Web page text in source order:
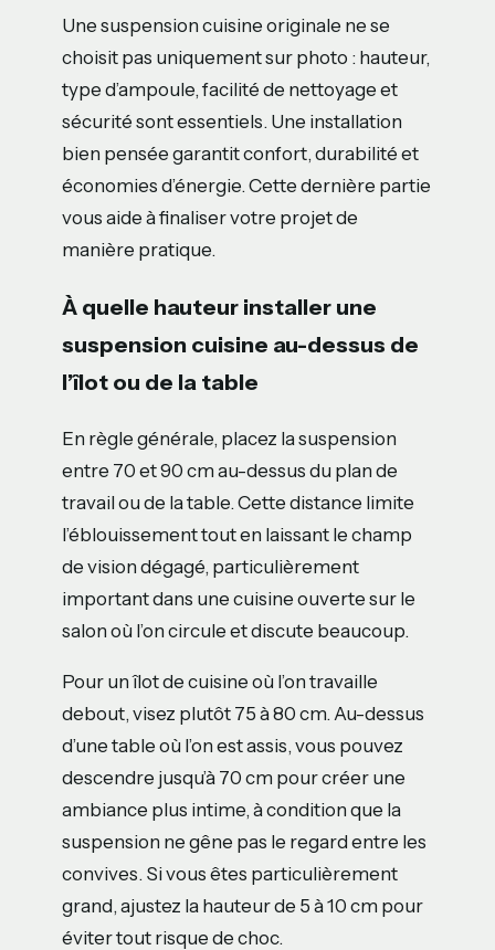
Une suspension cuisine originale ne se
choisit pas uniquement sur photo : hauteur,
type d’ampoule, facilité de nettoyage et
sécurité sont essentiels. Une installation
bien pensée garantit confort, durabilité et
économies d’énergie. Cette dernière partie
vous aide à finaliser votre projet de
manière pratique.
À quelle hauteur installer une
suspension cuisine au-dessus de
l’îlot ou de la table
En règle générale, placez la suspension
entre 70 et 90 cm au-dessus du plan de
travail ou de la table. Cette distance limite
l’éblouissement tout en laissant le champ
de vision dégagé, particulièrement
important dans une cuisine ouverte sur le
salon où l’on circule et discute beaucoup.
Pour un îlot de cuisine où l’on travaille
debout, visez plutôt 75 à 80 cm. Au-dessus
d’une table où l’on est assis, vous pouvez
descendre jusqu’à 70 cm pour créer une
ambiance plus intime, à condition que la
suspension ne gêne pas le regard entre les
convives. Si vous êtes particulièrement
grand, ajustez la hauteur de 5 à 10 cm pour
éviter tout risque de choc.